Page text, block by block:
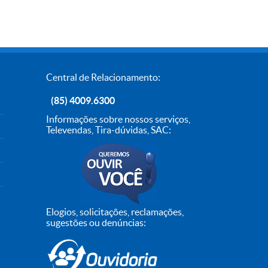
Central de Relacionamento:
(85) 4009.6300
Informações sobre nossos serviços,
Televendas, Tira-dúvidas, SAC:
Elogios, solicitações, reclamações,
sugestões ou denúncias: